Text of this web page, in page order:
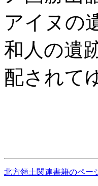
アイヌの
和人の遺
配されて
北方領土関連書籍のペー